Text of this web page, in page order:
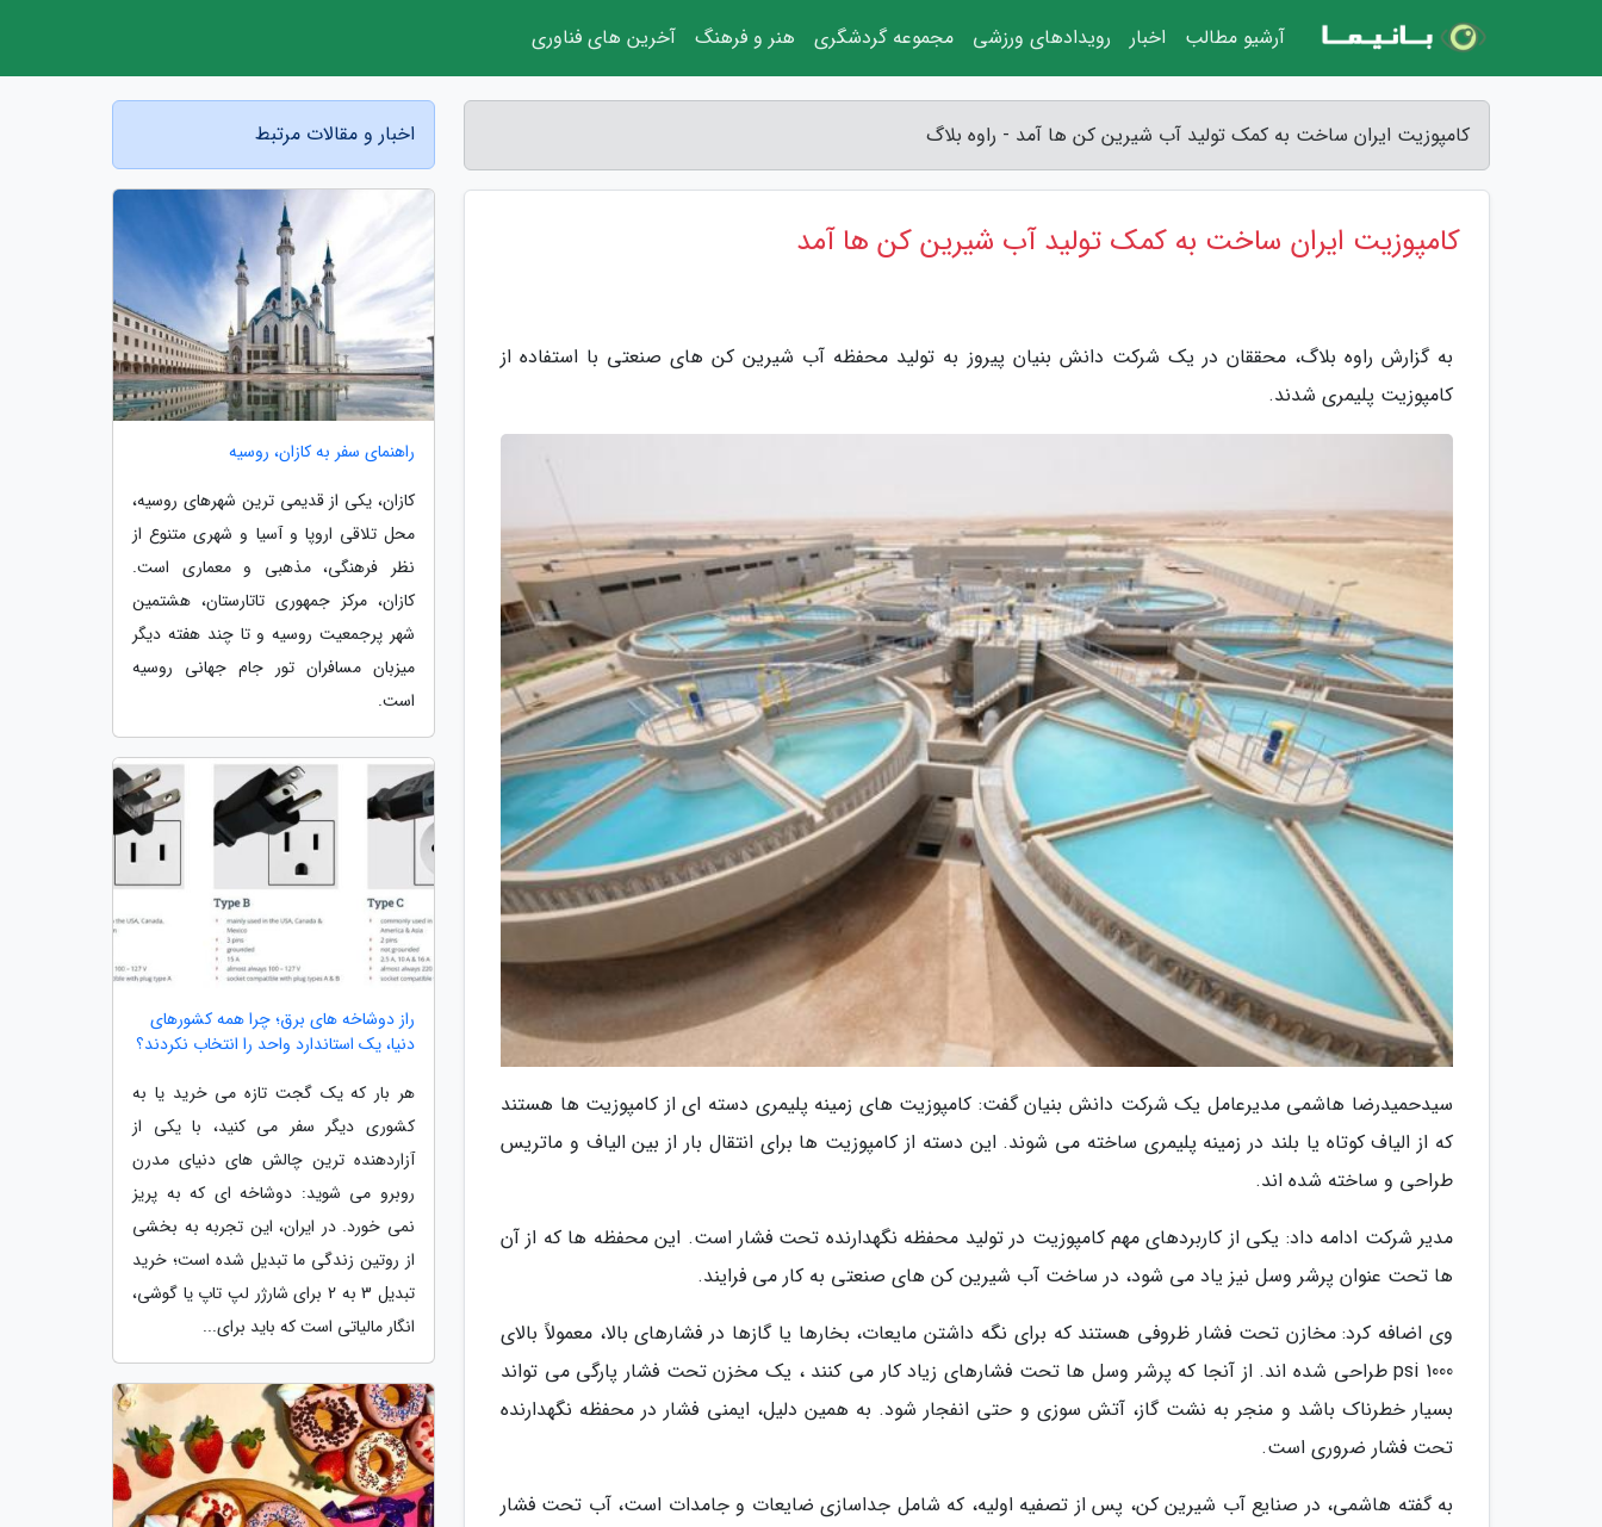
کامپوزیت ایران ساخت به کمک تولید آب شیرین کن ها آمد - راوه بلاگ
کامپوزیت ایران ساخت به کمک تولید آب شیرین کن ها آمد
به گزارش راوه بلاگ، محققان در یک شرکت دانش بنیان پیروز به تولید محفظه آب شیرین کن های صنعتی با استفاده از
کامپوزیت پلیمری شدند.
سیدحمیدرضا هاشمی مدیرعامل یک شرکت دانش بنیان گفت: کامپوزیت های زمینه پلیمری دسته ای از کامپوزیت ها هستند
که از الیاف کوتاه یا بلند در زمینه پلیمری ساخته می شوند. این دسته از کامپوزیت ها برای انتقال بار از بین الیاف و ماتریس
طراحی و ساخته شده اند.
مدیر شرکت ادامه داد: یکی از کاربردهای مهم کامپوزیت در تولید محفظه نگهدارنده تحت فشار است. این محفظه ها که از آن
ها تحت عنوان پرشر وسل نیز یاد می شود، در ساخت آب شیرین کن های صنعتی به کار می فرایند.
وی اضافه کرد: مخازن تحت فشار ظروفی هستند که برای نگه داشتن مایعات، بخارها یا گازها در فشارهای بالا، معمولاً بالای
1000 psi طراحی شده اند. از آنجا که پرشر وسل ها تحت فشارهای زیاد کار می کنند ، یک مخزن تحت فشار پارگی می تواند
بسیار خطرناک باشد و منجر به نشت گاز، آتش سوزی و حتی انفجار شود. به همین دلیل، ایمنی فشار در محفظه نگهدارنده
تحت فشار ضروری است.
به گفته هاشمی، در صنایع آب شیرین کن، پس از تصفیه اولیه، که شامل جداسازی ضایعات و جامدات است، آب تحت فشار
اخبار و مقالات مرتبط
راهنمای سفر به کازان، روسیه
کازان، یکی از قدیمی ترین شهرهای روسیه،
محل تلاقی اروپا و آسیا و شهری متنوع از
نظر فرهنگی، مذهبی و معماری است.
کازان، مرکز جمهوری تاتارستان، هشتمین
شهر پرجمعیت روسیه و تا چند هفته دیگر
میزبان مسافران تور جام جهانی روسیه
است.
راز دوشاخه های برق؛ چرا همه کشورهای
دنیا، یک استاندارد واحد را انتخاب نکردند؟
هر بار که یک گجت تازه می خرید یا به
کشوری دیگر سفر می کنید، با یکی از
آزاردهنده ترین چالش های دنیای مدرن
روبرو می شوید: دوشاخه ای که به پریز
نمی خورد. در ایران، این تجربه به بخشی
از روتین زندگی ما تبدیل شده است؛ خرید
تبدیل 3 به 2 برای شارژر لپ تاپ یا گوشی،
انگار مالیاتی است که باید برای...
آرشیو مطالب اخبار رویدادهای ورزشی مجموعه گردشگری هنر و فرهنگ آخرین های فناوری